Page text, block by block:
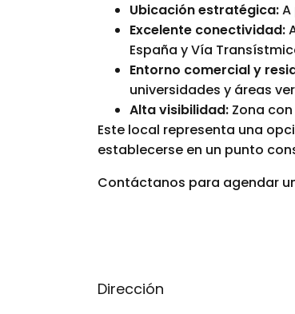
Ubicación estratégica:
Excelente conectividad:
España y Vía
Entorno comercial y
universidades y áreas
Alta visibilidad: Zona
Este local representa una
establecerse en un punto
Contáctanos para agendar
Dirección